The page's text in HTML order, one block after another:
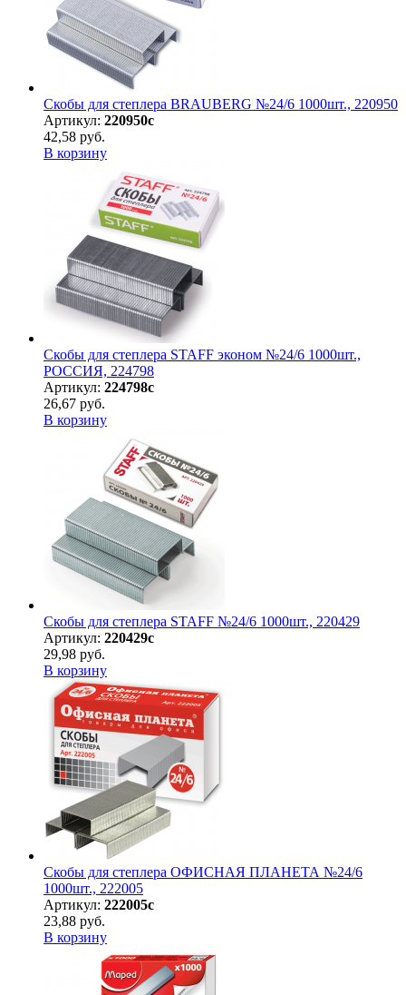
Скобы для степлера BRAUBERG №24/6 1000шт., 220950
Артикул: 220950с
42,58 руб.
В корзину
Скобы для степлера STAFF эконом №24/6 1000шт.,
РОССИЯ, 224798
Артикул: 224798с
26,67 руб.
В корзину
Скобы для степлера STAFF №24/6 1000шт., 220429
Артикул: 220429с
29,98 руб.
В корзину
Скобы для степлера ОФИСНАЯ ПЛАНЕТА №24/6
1000шт., 222005
Артикул: 222005с
23,88 руб.
В корзину